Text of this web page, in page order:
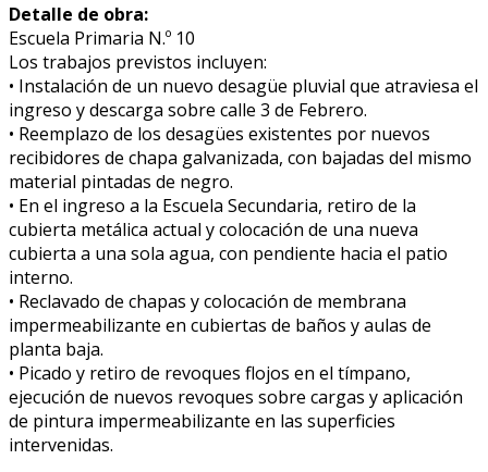
Detalle de obra:
Escuela Primaria N.º 10
Los trabajos previstos incluyen:
• Instalación de un nuevo desagüe pluvial que atraviesa el
ingreso y descarga sobre calle 3 de Febrero.
• Reemplazo de los desagües existentes por nuevos
recibidores de chapa galvanizada, con bajadas del mismo
material pintadas de negro.
• En el ingreso a la Escuela Secundaria, retiro de la
cubierta metálica actual y colocación de una nueva
cubierta a una sola agua, con pendiente hacia el patio
interno.
• Reclavado de chapas y colocación de membrana
impermeabilizante en cubiertas de baños y aulas de
planta baja.
• Picado y retiro de revoques flojos en el tímpano,
ejecución de nuevos revoques sobre cargas y aplicación
de pintura impermeabilizante en las superficies
intervenidas.